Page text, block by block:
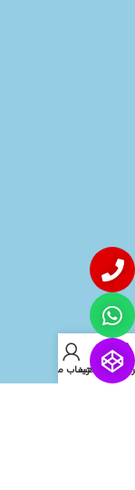
سبد خریدحساب من